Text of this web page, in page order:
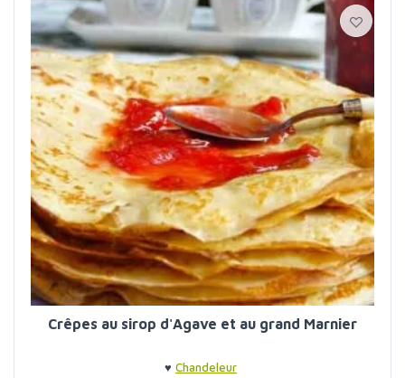
Crêpes au sirop d'Agave et au grand Marnier
♥ Chandeleur